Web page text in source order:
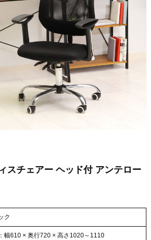
スチェアー ヘッド付 アンテロー
ク
幅610 × 奥行720 × 高さ1020～1110